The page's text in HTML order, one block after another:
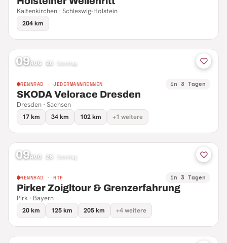
Kaltenkirchen · Schleswig-Holstein
204 km
09AUG 26 Sonntag
RENNRAD · JEDERMANNRENNEN in 3 Tagen
SKODA Velorace Dresden
Dresden · Sachsen
17 km
34 km 102 km +1 weitere
09AUG 26 Sonntag
RENNRAD · RTF in 3 Tagen
Pirker Zoigltour & Grenzerfahrung
Pirk · Bayern
20 km
125 km 205 km +4 weitere